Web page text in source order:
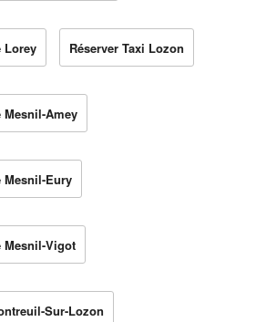
Lorey Réserver Taxi Lozon
Mesnil-Amey
Mesnil-Eury
Mesnil-Vigot
Sur-Lozon